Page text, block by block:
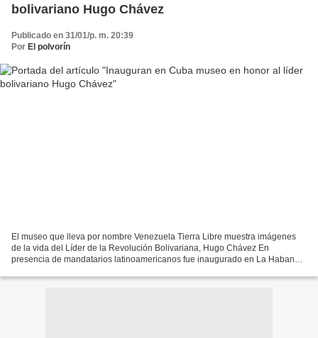
bolivariano Hugo Chávez
Publicado en 31/01/p. m. 20:39
Por El polvorín
El museo que lleva por nombre Venezuela Tierra Libre muestra imágenes
de la vida del Líder de la Revolución Bolivariana, Hugo Chávez En
presencia de mandatarios latinoamericanos fue inaugurado en La Habana,